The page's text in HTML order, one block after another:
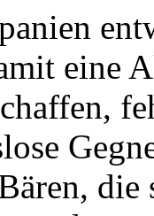
eine
die